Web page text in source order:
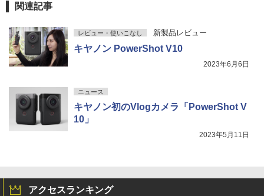
関連記事
レビュー・使いこなし 新製品レビュー
キヤノン PowerShot V10
2023年6月6日
ニュース
キヤノン初のVlogカメラ「PowerShot V
10」
2023年5月11日
アクセスランキング